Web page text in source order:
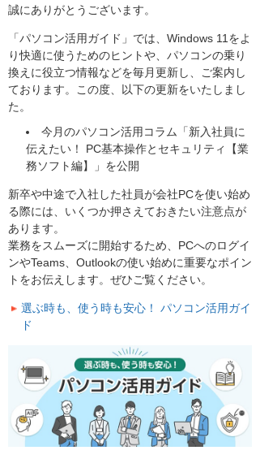
誠にありがとうございます。
「パソコン活用ガイド」では、Windows 11をよ
り快適に使うためのヒントや、パソコンの乗り
換えに役立つ情報などを毎月更新し、ご案内し
ております。この度、以下の更新をいたしまし
た。
今月のパソコン活用コラム「新入社員に
伝えたい！ PC基本操作とセキュリティ【業
務ソフト編】」を公開
新卒や中途で入社した社員が会社PCを使い始め
る際には、いくつか押さえておきたい注意点が
あります。
業務をスムーズに開始するため、PCへのログイ
ンやTeams、Outlookの使い始めに重要なポイン
トをお伝えします。ぜひご覧ください。
選ぶ時も、使う時も安心！ パソコン活用ガイ
ド